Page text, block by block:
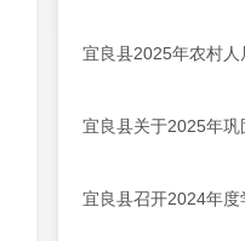
宜良县2025年农村
宜良县关于2025年
宜良县召开2024年度